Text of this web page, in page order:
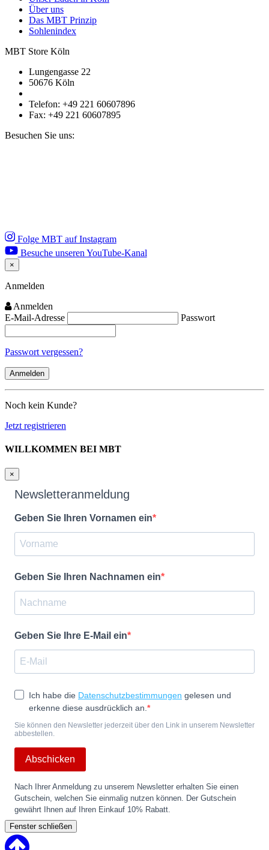
Über uns
Das MBT Prinzip
Sohlenindex
MBT Store Köln
Lungengasse 22
50676 Köln
Telefon: +49 221 60607896
Fax: +49 221 60607895
Besuchen Sie uns:
Folge MBT auf Instagram
Besuche unseren YouTube-Kanal
×
Close
Anmelden
Anmelden
E-Mail-Adresse
Passwort
Passwort vergessen?
Noch kein Kunde?
Jetzt registrieren
WILLKOMMEN BEI MBT
×
Newsletteranmeldung
Geben Sie Ihren Vornamen ein
Geben Sie Ihren Nachnamen ein
Geben Sie Ihre E-Mail ein
Ich habe die Datenschutzbestimmungen gelesen und
erkenne diese ausdrücklich an.
Sie können den Newsletter jederzeit über den Link in unserem Newsletter
abbestellen.
Abschicken
Nach Ihrer Anmeldung zu unserem Newsletter erhalten Sie einen
Gutschein, welchen Sie einmalig nutzen können. Der Gutschein
gewährt Ihnen auf Ihren Einkauf 10% Rabatt.
Fenster schließen
to